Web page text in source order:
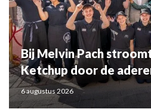
Bij Melvin Pach
Ketchup door de
6 augustus 2026